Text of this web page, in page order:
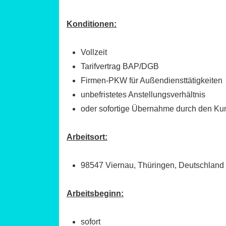
Konditionen:
Vollzeit
Tarifvertrag BAP/DGB
Firmen-PKW für Außendiensttätigkeiten
unbefristetes Anstellungsverhältnis
oder sofortige Übernahme durch den
Arbeitsort:
98547 Viernau, Thüringen, Deutschland
Arbeitsbeginn:
sofort